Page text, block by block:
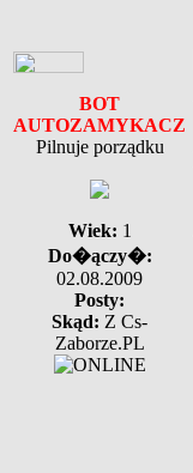
BOT
AUTOZAMYKACZ
Pilnuje porządku
Wiek: 1
Do�ączy�:
02.08.2009
Posty:
Skąd: Z Cs-
Zaborze.PL